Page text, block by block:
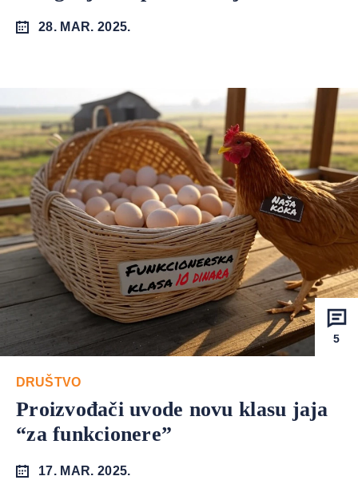
28. MAR. 2025.
5
DRUŠTVO
Proizvođači uvode novu klasu jaja
“za funkcionere”
17. MAR. 2025.